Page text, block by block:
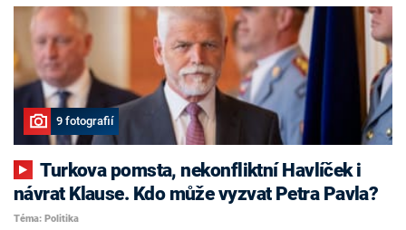
9 fotografií
Turkova pomsta, nekonfliktní Havlíček i
návrat Klause. Kdo může vyzvat Petra Pavla?
Téma: Politika